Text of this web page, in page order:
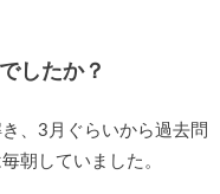
したか？
、3月ぐらいから過去問
朝していました。